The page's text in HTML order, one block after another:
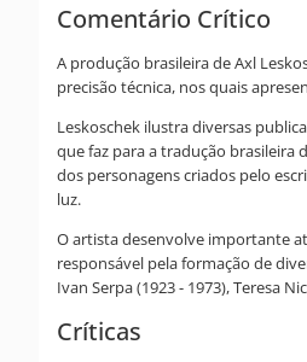
Comentário Crítico
A produção brasileira de Axl
precisão técnica, nos quais
Leskoschek ilustra diversas
que faz para a tradução brasileira
dos personagens criados pelo
luz.
O artista desenvolve importante
responsável pela formação de
Ivan Serpa (1923 - 1973), Teresa
Críticas